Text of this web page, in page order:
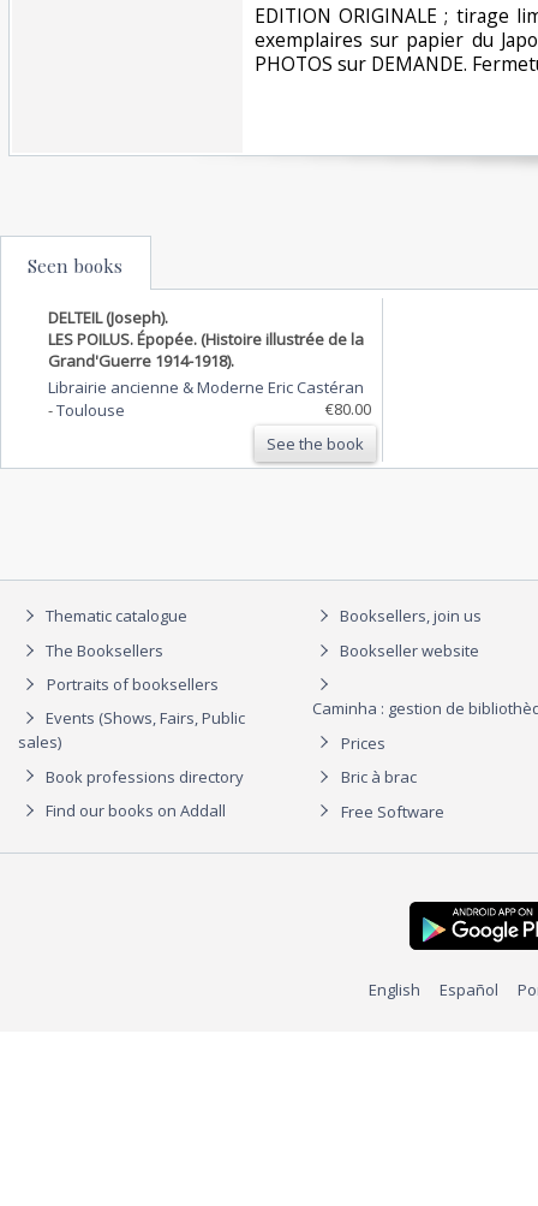
‎EDITION ORIGINALE ; tirage
exemplaires sur papier du
PHOTOS sur DEMANDE.
Seen books
DELTEIL (Joseph).
LES POILUS. Épopée. (Histoire illustrée de la
Grand'Guerre 1914-1918).
Librairie ancienne & Moderne Eric Castéran
-Toulouse
€80.00
See the book
Thematic catalogue
The Booksellers
Portraits of booksellers
Events (Shows, Fairs, Public
sales)
Book professions directory
Find our books on Addall
Booksellers, join us
Bookseller website
Caminha : gestion de
Prices
Bric à brac
Free Software
English Español